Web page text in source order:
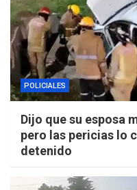
POLICIALES
Dijo que su esposa
pero las pericias lo
detenido